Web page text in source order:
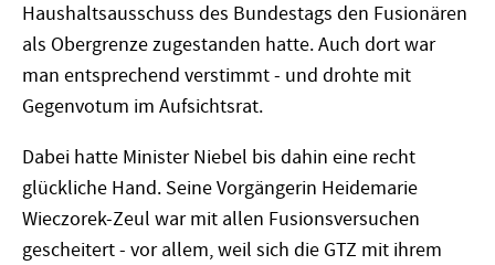
Haushaltsausschuss des Bundestags den Fusionären
als Obergrenze zugestanden hatte. Auch dort war
man entsprechend verstimmt - und drohte mit
Gegenvotum im Aufsichtsrat.
Dabei hatte Minister Niebel bis dahin eine recht
glückliche Hand. Seine Vorgängerin Heidemarie
Wieczorek-Zeul war mit allen Fusionsversuchen
gescheitert - vor allem, weil sich die GTZ mit ihrem